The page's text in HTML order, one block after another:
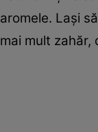
aromele. Laşi
mai mult